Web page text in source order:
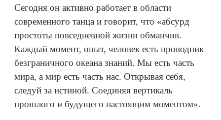
Сегодня он активно работает в области
современного танца и говорит, что «абсурд
простоты повседневной жизни обманчив.
Каждый момент, опыт, человек есть проводник
безграничного океана знаний. Мы есть часть
мира, а мир есть часть нас. Открывая себя,
следуй за истиной. Соединяя вертикаль
прошлого и будущего настоящим моментом».